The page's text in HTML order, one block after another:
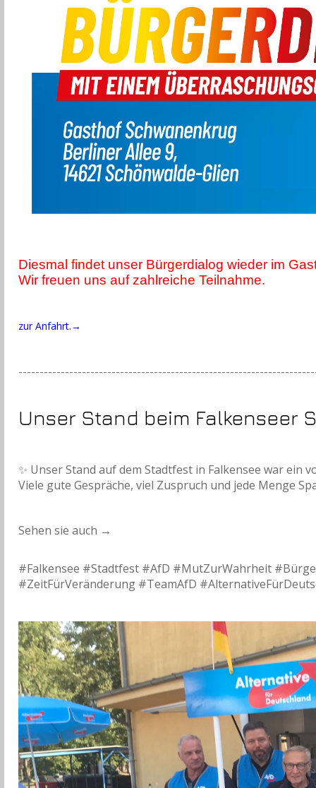
Diesmal findet unser Bürgerdialog wieder im
Wir freuen uns auf zahlreiche Teilnahme.
zur Anfahrt.→
Unser Stand beim Falkenseer
✨ Unser Stand auf dem Stadtfest in Falkensee war ein
Viele gute Gespräche, viel Zuspruch und jede Menge
Sehen sie auch →
#Falkensee #Stadtfest #AfD #MutZurWahrheit
#ZeitFürVeränderung #TeamAfD